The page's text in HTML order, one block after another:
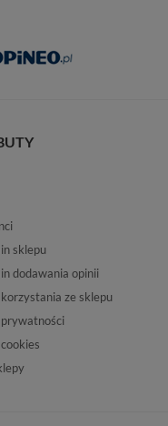
sklepu
dodawania opinii
ze sklepu